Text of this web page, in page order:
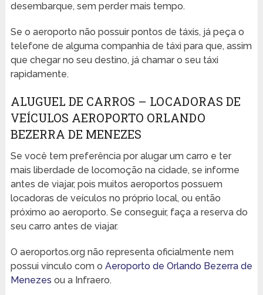
desembarque, sem perder mais tempo.
Se o aeroporto não possuir pontos de táxis, já peça o
telefone de alguma companhia de táxi para que, assim
que chegar no seu destino, já chamar o seu táxi
rapidamente.
ALUGUEL DE CARROS – LOCADORAS DE
VEÍCULOS AEROPORTO ORLANDO
BEZERRA DE MENEZES
Se você tem preferência por alugar um carro e ter
mais liberdade de locomoção na cidade, se informe
antes de viajar, pois muitos aeroportos possuem
locadoras de veículos no próprio local, ou então
próximo ao aeroporto. Se conseguir, faça a reserva do
seu carro antes de viajar.
O aeroportos.org não representa oficialmente nem
possui vínculo com o Aeroporto de Orlando Bezerra de
Menezes ou a Infraero.